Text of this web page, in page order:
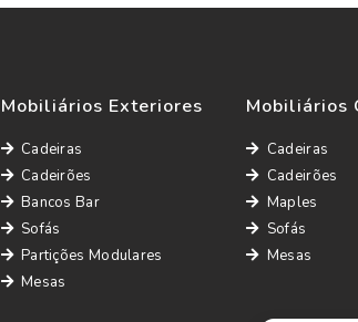
variants.
be
chosen
on
the
product
page
Mobiliários Exteriores
Cadeiras
Cadeirões
Bancos Bar
Sofás
Partições Modulares
Mesas
Mobiliários
Cadeiras
Cadeirões
Maples
Sofás
Mesas